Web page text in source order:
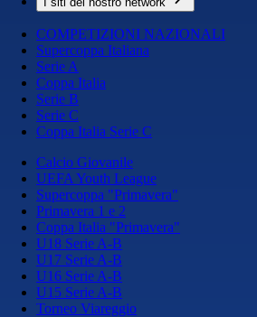
COMPETIZIONI NAZIONALI
Supercoppa Italiana
Serie A
Coppa Italia
Serie B
Serie C
Coppa Italia Serie C
Calcio Giovanile
UEFA Youth League
Supercoppa "Primavera"
Primavera 1 e 2
Coppa Italia "Primavera"
U18 Serie A-B
U17 Serie A-B
U16 Serie A-B
U15 Serie A-B
Torneo Viareggio